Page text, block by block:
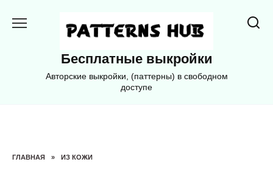
Бесплатные выкройки
Авторские выкройки, (паттерны) в свободном
доступе
ГЛАВНАЯ » ИЗ КОЖИ